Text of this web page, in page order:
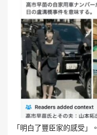
「明白了豐臣家的感受」。